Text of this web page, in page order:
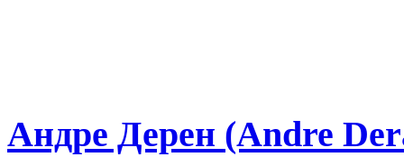
Андре Дерен (Andre